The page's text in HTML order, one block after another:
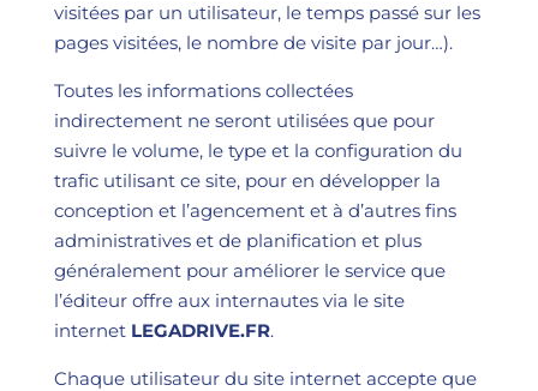
visitées par un utilisateur, le temps passé sur les
pages visitées, le nombre de visite par jour…).
Toutes les informations collectées
indirectement ne seront utilisées que pour
suivre le volume, le type et la configuration du
trafic utilisant ce site, pour en développer la
conception et l’agencement et à d’autres fins
administratives et de planification et plus
généralement pour améliorer le service que
l’éditeur offre aux internautes via le site
internet LEGADRIVE.FR.
Chaque utilisateur du site internet accepte que